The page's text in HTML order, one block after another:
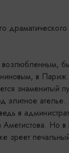
возлюбленным,
в
знаменитый
элитное
в
Аметистова. Но в
зреет